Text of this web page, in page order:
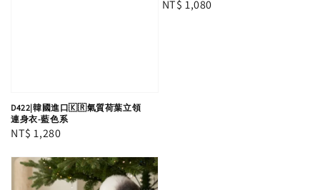
D422|韓國進口🇰🇷氣質荷葉立領
連身衣-藍色系
Regular
NT$ 1,280
Regular
NT$ 1,080